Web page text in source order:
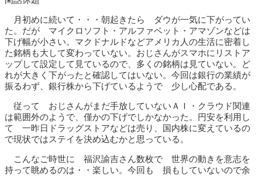
月初めに続いて・・・朝起きたら ダウが一気に下がってい
た。だが マイクロソフト・アルファベット・アマゾンなどは
下げ幅が小さい。マクドナルドなどアメリカ人の生活に密着し
た銘柄も大して変わっていない。おじさんがスマホにリストア
ップして設定して見ているので、多くの銘柄は見ていない。ど
れが大きく下がったと確認してはいない。今回は銀行の業績が
振るわず、銀行株から下げているようで 少し心配である。
従って おじさんがまだ手放していないＡＩ・クラウド関連
は範囲外のようで、僅かの下げでしかなかった。円安を利用し
て 一昨日ドラッグストアなどは売り、国内株に変えているの
で現状ではステイを決め込むかと思っている。
こんなご時世に 福沢諭吉さん数枚で 世界の動きを意志を
持って眺めるのは・・楽しい。今回も 損もしていないので余